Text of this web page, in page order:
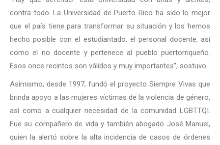
contra todo. La Universidad de Puerto Rico ha sido lo mejor
que el país tiene para transformar su situación y los hemos
hecho posible con el estudiantado, el personal docente, así
como el no docente y pertenece al pueblo puertorriqueño.
Esos once recintos son válidos y muy importantes”, sostuvo.
Asimismo, desde 1997, fundó el proyecto Siempre Vivas que
brinda apoyo a las mujeres víctimas de la violencia de género,
así como a cualquier necesidad de la comunidad LGBTTQI.
Fue su compañero de vida y también abogado José Manuel,
quien la alertó sobre la alta incidencia de casos de órdenes